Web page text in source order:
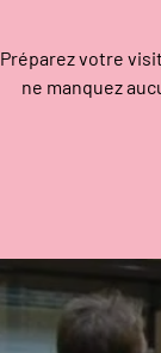
Préparez votre
ne manquez